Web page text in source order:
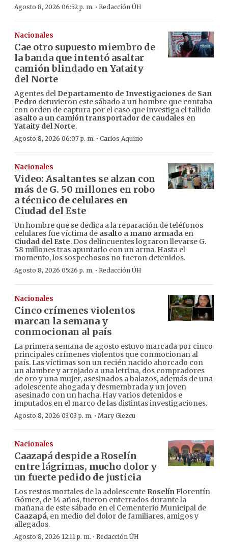
Agosto 8, 2026 06:52 p. m. · Redacción ÚH
Nacionales
Cae otro supuesto miembro de
la banda que intentó asaltar
camión blindado en Yataity
del Norte
Agentes del Departamento de Investigaciones de San
Pedro detuvieron este sábado a un hombre que contaba
con orden de captura por el caso que investiga el fallido
asalto a un camión transportador de caudales en
Yataity del Norte.
Agosto 8, 2026 06:07 p. m. · Carlos Aquino
Nacionales
Video: Asaltantes se alzan con
más de G. 50 millones en robo
a técnico de celulares en
Ciudad del Este
Un hombre que se dedica a la reparación de teléfonos
celulares fue víctima de asalto a mano armada en
Ciudad del Este. Dos delincuentes lograron llevarse G.
58 millones tras apuntarlo con un arma. Hasta el
momento, los sospechosos no fueron detenidos.
Agosto 8, 2026 05:26 p. m. · Redacción ÚH
Nacionales
Cinco crímenes violentos
marcan la semana y
conmocionan al país
La primera semana de agosto estuvo marcada por cinco
principales crímenes violentos que conmocionan al
país. Las víctimas son un recién nacido ahorcado con
un alambre y arrojado a una letrina, dos compradores
de oro y una mujer, asesinados a balazos, además de una
adolescente ahogada y desmembrada y un joven
asesinado con un hacha. Hay varios detenidos e
imputados en el marco de las distintas investigaciones.
Agosto 8, 2026 03:03 p. m. · Mary Glezcu
Nacionales
Caazapá despide a Roselín
entre lágrimas, mucho dolor y
un fuerte pedido de justicia
Los restos mortales de la adolescente RoselínFlorentín
Gómez, de 14 años, fueron enterrados durante la
mañana de este sábado en el Cementerio Municipal de
Caazapá, en medio del dolor de familiares, amigos y
allegados.
Agosto 8, 2026 12:11 p. m. · Redacción ÚH